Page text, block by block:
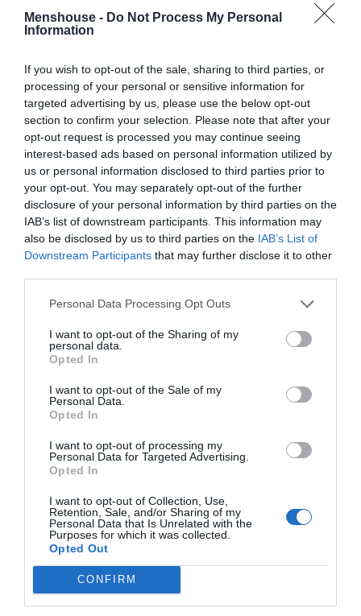
Menshouse - Do Not Process My Personal
Information
If you wish to opt-out of the sale, sharing to third parties, or
processing of your personal or sensitive information for
targeted advertising by us, please use the below opt-out
section to confirm your selection. Please note that after your
opt-out request is processed you may continue seeing
interest-based ads based on personal information utilized by
us or personal information disclosed to third parties prior to
your opt-out. You may separately opt-out of the further
disclosure of your personal information by third parties on the
IAB’s list of downstream participants. This information may
also be disclosed by us to third parties on the IAB’s List of
Downstream Participants that may further disclose it to other
Personal Data Processing Opt Outs
I want to opt-out of the Sharing of my
personal data.
Opted In
I want to opt-out of the Sale of my
Personal Data.
Opted In
I want to opt-out of processing my
Personal Data for Targeted Advertising.
Opted In
I want to opt-out of Collection, Use,
Retention, Sale, and/or Sharing of my
Personal Data that Is Unrelated with the
Purposes for which it was collected.
Opted Out
CONFIRM
Απέναντι στον Ολυμπιακό ήταν ο αδιαμφισβήτητος
Μπερνάρ, ο Τσέριν, ο Κουρμπέλης κι ο Παλάσιος ήταν
παντού, αλλά αυτά που έχει κάνει αμυντικά ο Σάντσες
και το ξεκλείδωμα που έχει κάνει στην επίθεση του
Παναθηναϊκού, είναι το κλειδί αυτού του
αποτελέσματος και του εκμηδενισμού του Ολυμπιακού.
Χθες είχε ποιοτικά ανεβάσματα, εξαιρετική συνεργασία
με τον Παλάσιος και στην άμυνα ενέπνεε σιγουριά. Ό,τι
μπορεί να ζητήσει ένας προπονητής δηλαδή από το δεξί
του μπακ. Ο Σάντσες είναι ξανά εδώ και χτυπάει την πιο
κρίσιμη στιγμή, δείχνοντας ότι βρίσκεται σε κατάσταση
να πάρει φανέλα βασικού ως το τέλος των play offs.
Αυτά βέβαια είναι κρίσεις εκ των υστέρων. Το ότι ο
Σάντσες ήταν ο κατάλληλος για το χθεσινό ματς και το
πόσο κατάλληλος είναι για τα επόμενα ως βασικός, το
κρίνει πάντοτε ένας, αυτός που δεν έχει δείγμα 1 ή 2
ματς, αλλά και 5 προπονήσεις μες στην εβδομάδα και
φυσικά έχει κάνει και σκάουτινγκ στον εκάστοτε
αντίπαλο.
Εμείς σχολιάζουμε, δεν αποφασίζουμε. Αυτό δε σημαίνει
πως δε μπορούμε να πούμε μια άποψη και να
αναγνωρίσουμε στους αφανείς αυτό που τους αξίζει.
Ο Σάντσες μπορεί να μη μείνει στην παναθηναϊκή